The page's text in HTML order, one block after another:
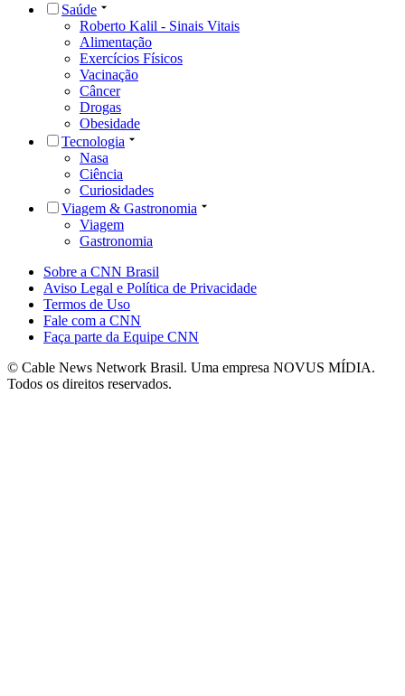
Saúde
Roberto Kalil - Sinais Vitais
Alimentação
Exercícios Físicos
Vacinação
Câncer
Drogas
Obesidade
Tecnologia
Nasa
Ciência
Curiosidades
Viagem & Gastronomia
Viagem
Gastronomia
Sobre a CNN Brasil
Aviso Legal e Política de Privacidade
Termos de Uso
Fale com a CNN
Faça parte da Equipe CNN
© Cable News Network Brasil. Uma empresa NOVUS MÍDIA.
Todos os direitos reservados.